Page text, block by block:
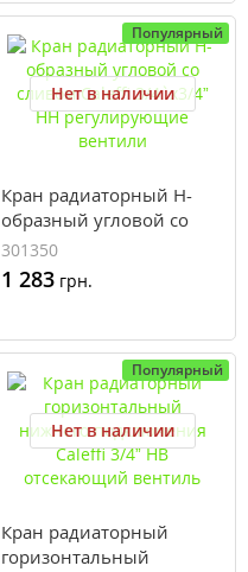
Популярный
Нет в наличии
Кран радиаторный H-
образный угловой со
сливом Caleffi 3/4`x3/4”
НН регулирующие
вентили
301350
1 283 грн.
Популярный
Нет в наличии
Кран радиаторный
горизонтальный